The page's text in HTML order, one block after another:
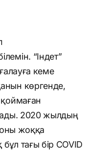
“Індет”
кеме
көргенде,
2020 жылдың
оны жоққа
тағы бір COVID